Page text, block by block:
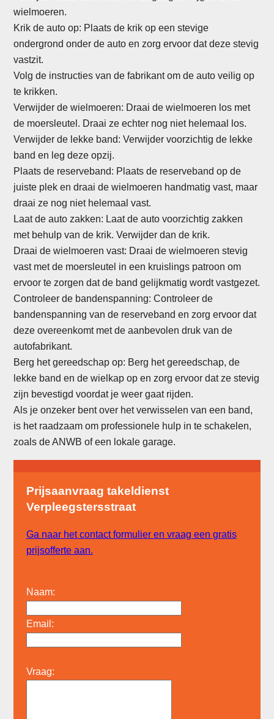
wielmoeren.
Krik de auto op: Plaats de krik op een stevige
ondergrond onder de auto en zorg ervoor dat deze stevig
vastzit.
Volg de instructies van de fabrikant om de auto veilig op
te krikken.
Verwijder de wielmoeren: Draai de wielmoeren los met
de moersleutel. Draai ze echter nog niet helemaal los.
Verwijder de lekke band: Verwijder voorzichtig de lekke
band en leg deze opzij.
Plaats de reserveband: Plaats de reserveband op de
juiste plek en draai de wielmoeren handmatig vast, maar
draai ze nog niet helemaal vast.
Laat de auto zakken: Laat de auto voorzichtig zakken
met behulp van de krik. Verwijder dan de krik.
Draai de wielmoeren vast: Draai de wielmoeren stevig
vast met de moersleutel in een kruislings patroon om
ervoor te zorgen dat de band gelijkmatig wordt vastgezet.
Controleer de bandenspanning: Controleer de
bandenspanning van de reserveband en zorg ervoor dat
deze overeenkomt met de aanbevolen druk van de
autofabrikant.
Berg het gereedschap op: Berg het gereedschap, de
lekke band en de wielkap op en zorg ervoor dat ze stevig
zijn bevestigd voordat je weer gaat rijden.
Als je onzeker bent over het verwisselen van een band,
is het raadzaam om professionele hulp in te schakelen,
zoals de ANWB of een lokale garage.
Prijsaanvraag takeldienst
Verpleegstersstraat
Ga naar het contact formulier en vraag een gratis
prijsofferte aan.
Naam:
Email:
Vraag: